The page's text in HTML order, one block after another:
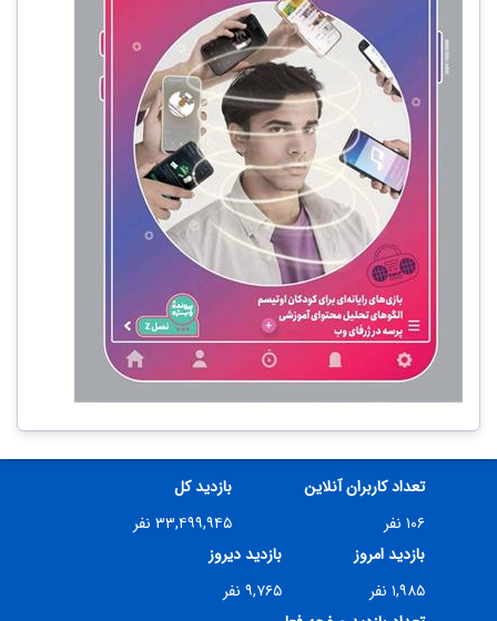
تعداد کاربران آنلاین
۱۰۶ نفر
بازدید کل
۳۳,۴۹۹,۹۴۵ نفر
بازدید امروز
۱,۹۸۵ نفر
بازدید دیروز
۹,۷۶۵ نفر